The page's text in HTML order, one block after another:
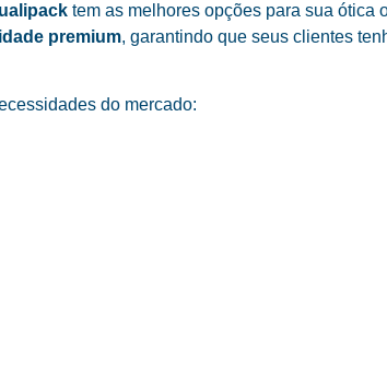
tem as melhores opções para sua ótica
premium, garantindo que seus clientes
do mercado: